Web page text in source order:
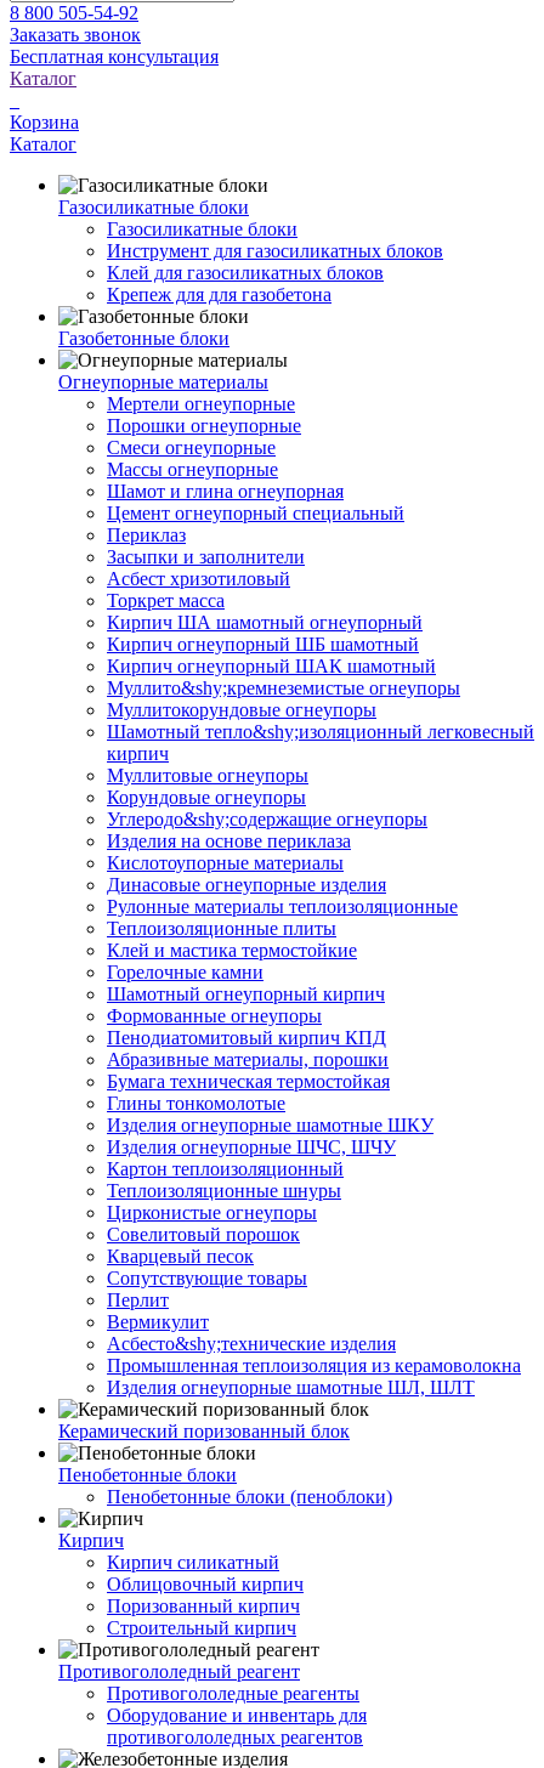
8 800 505-54-92
Заказать звонок
Бесплатная консультация
Каталог
Корзина
Каталог
Газосиликатные блоки
Газосиликатные блоки
Инструмент для газосиликатных блоков
Клей для газосиликатных блоков
Крепеж для для газобетона
Газобетонные блоки
Огнеупорные материалы
Мертели огнеупорные
Порошки огнеупорные
Смеси огнеупорные
Массы огнеупорные
Шамот и глина огнеупорная
Цемент огнеупорный специальный
Периклаз
Засыпки и заполнители
Асбест хризотиловый
Торкрет масса
Кирпич ША шамотный огнеупорный
Кирпич огнеупорный ШБ шамотный
Кирпич огнеупорный ШАК шамотный
Муллито&shy;­кремнеземистые огнеупоры
Муллито­корундовые огнеупоры
Шамотный тепло&shy;изоляционный легковесный
кирпич
Муллитовые огнеупоры
Корундовые огнеупоры
Углеродо&shy;содержащие огнеупоры
Изделия на основе периклаза
Кислотоупорные материалы
Динасовые огнеупорные изделия
Рулонные материалы теплоизоляционные
Тепло­изоляционные плиты
Клей и мастика термостойкие
Горелочные камни
Шамотный огнеупорный кирпич
Формованные огнеупоры
Пенодиатомитовый кирпич КПД
Абразивные материалы, порошки
Бумага техническая термостойкая
Глины тонкомолотые
Изделия огнеупорные шамотные ШКУ
Изделия огнеупорные ШЧС, ШЧУ
Картон теплоизоляционный
Теплоизоляционные шнуры
Цирконистые огнеупоры
Совелитовый порошок
Кварцевый песок
Сопутствующие товары
Перлит
Вермикулит
Асбесто&shy;технические изделия
Промышленная теплоизоляция из керамоволокна
Изделия огнеупорные шамотные ШЛ, ШЛТ
Керамический поризованный блок
Пенобетонные блоки
Пенобетонные блоки (пеноблоки)
Кирпич
Кирпич силикатный
Облицовочный кирпич
Поризованный кирпич
Строительный кирпич
Противогололедный реагент
Противогололедные реагенты
Оборудование и инвентарь для
противогололедных реагентов